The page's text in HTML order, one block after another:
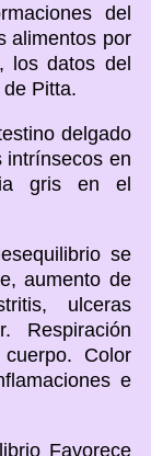
del
alimentos por
los datos del
Pitta.
delgado
intrínsecos en
gris en el
se
aumento de
ulceras
Respiración
Color
e
Favorece